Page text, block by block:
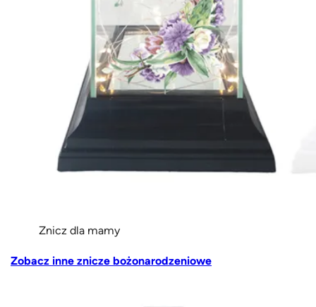
Znicz dla mamy
Zobacz inne znicze bożonarodzeniowe